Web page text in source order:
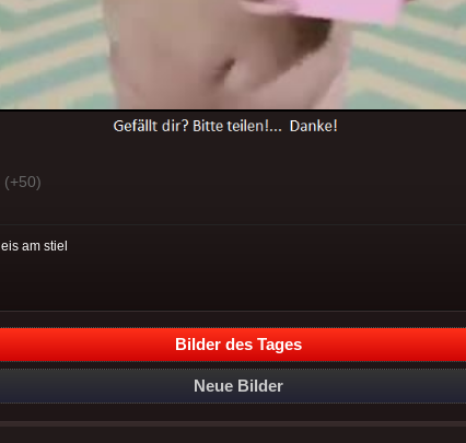
(+50)
eis am stiel
Bilder des Tages
Neue Bilder